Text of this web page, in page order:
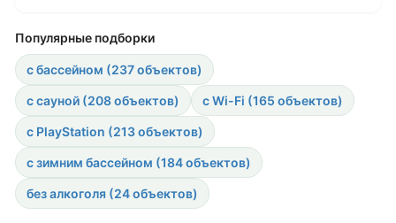
Популярные подборки
с бассейном (237 объектов)
с сауной (208 объектов) с Wi-Fi (165 объектов)
с PlayStation (213 объектов)
с зимним бассейном (184 объектов)
без алкоголя (24 объектов)